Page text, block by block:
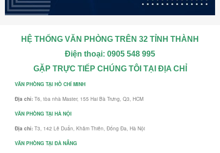
HỆ THỐNG VĂN PHÒNG TRÊN 32 TỈNH THÀNH
Điện thoại: 0905 548 995
GẶP TRỰC TIẾP CHÚNG TÔI TẠI ĐỊA CHỈ
VĂN PHÒNG TẠI HỒ CHÍ MINH
Địa chỉ: T6, tòa nhà Master, 155 Hai Bà Trưng, Q3, HCM
VĂN PHÒNG TẠI HÀ NỘI
Địa chỉ: T3, 142 Lê Duẩn, Khâm Thiên, Đống Đa, Hà Nội
VĂN PHÒNG TẠI ĐÀ NẴNG